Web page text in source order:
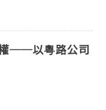
──以粵路公司